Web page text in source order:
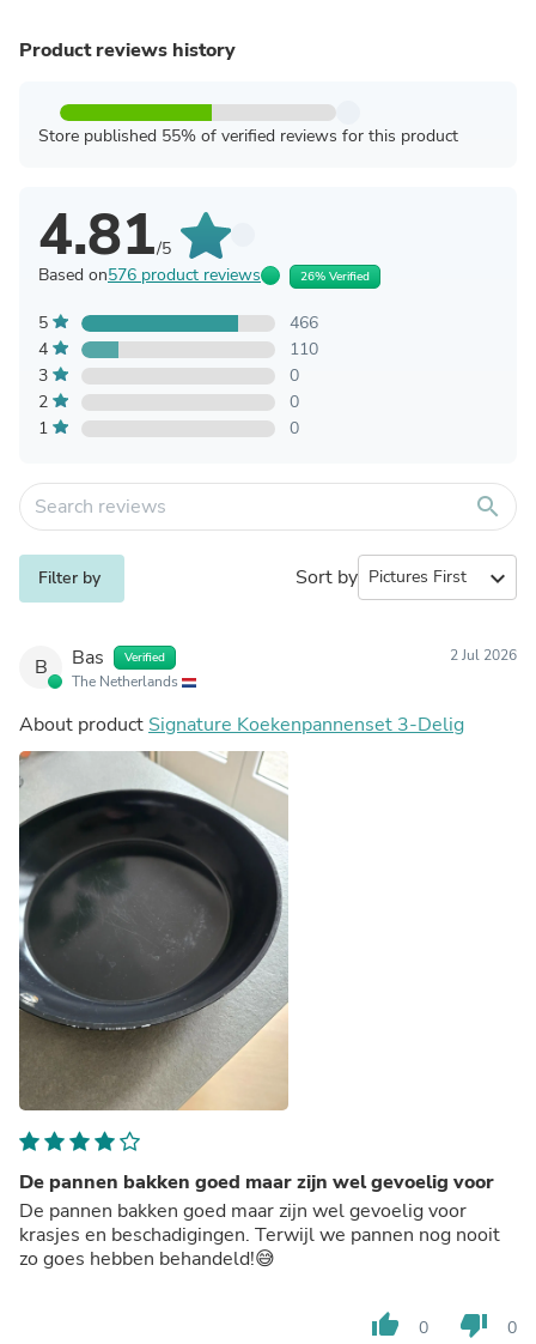
Product reviews history
Store published 55% of verified reviews for this product
4.81/5
Based on576 product reviews 26% Verified
5
466
4
110
3
0
2
0
1
0
search
Filter by Sort by expand_more
B Bas Verified
The Netherlands
2 Jul 2026
About product Signature Koekenpannenset 3-Delig
De pannen bakken goed maar zijn wel gevoelig voor
De pannen bakken goed maar zijn wel gevoelig voor
krasjes en beschadigingen. Terwijl we pannen nog nooit
zo goes hebben behandeld!😅
thumb_up 0 thumb_down 0